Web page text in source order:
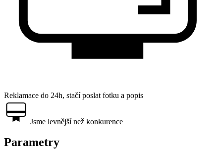
Reklamace do 24h, stačí poslat fotku a popis
Jsme levnější než konkurence
Parametry